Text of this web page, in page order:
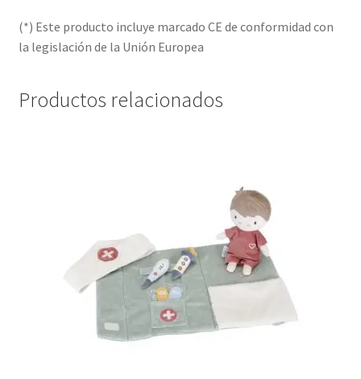
(*) Este producto incluye marcado CE de conformidad con
la legislación de la Unión Europea
Productos relacionados